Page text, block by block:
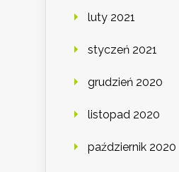
luty 2021
styczeń 2021
grudzień 2020
listopad 2020
październik 2020